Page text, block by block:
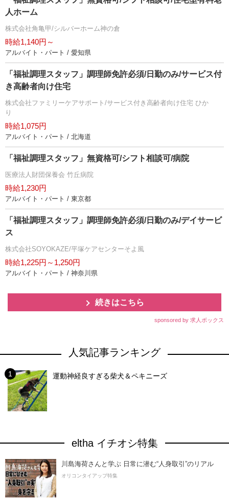
人ホーム
株式会社角亀甲/シルバーホーム神の倉
時給1,140円～
アルバイト・パート / 愛知県
「福祉調理スタッフ」調理師免許必須/日勤のみ/サービス付
き高齢者向け住宅
株式会社ファミリーケアサポート/サービス付き高齢者向け住宅 ひか
り
時給1,075円
アルバイト・パート / 北海道
「福祉調理スタッフ」無資格可/シフト相談可/病院
医療法人財団保養会 竹丘病院
時給1,230円
アルバイト・パート / 東京都
「福祉調理スタッフ」調理師免許必須/日勤のみ/デイサービ
ス
株式会社SOYOKAZE/平塚ケアセンターそよ風
時給1,225円～1,250円
アルバイト・パート / 神奈川県
続きはこちら
sponsored by 求人ボックス
人気記事ランキング
運動神経良すぎる柴犬＆ペキニーズ
eltha イチオシ特集
川島海荷さんと学ぶ 日常に潜む“人身取引”のリアル
オリコンタイアップ特集